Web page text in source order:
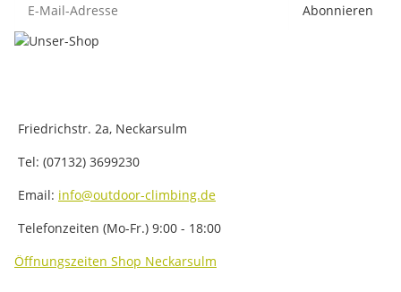
Abonnieren
Friedrichstr. 2a, Neckarsulm
Tel: (07132) 3699230
Email: info@outdoor-climbing.de
Telefonzeiten (Mo-Fr.) 9:00 - 18:00
Öffnungszeiten Shop Neckarsulm